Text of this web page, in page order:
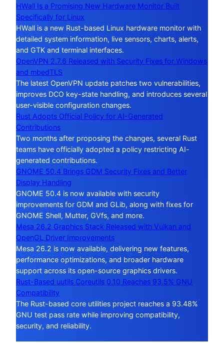
HWall Is a Promising New Hardware Monitor Built
Specifically for Linux
HWall is a new Rust-based Linux hardware monitor with
detailed system information, live sensors, charts, alerts,
and GTK and terminal interfaces.
OpenVPN 2.7.6 Released with Security Fixes for Windows
and mbedTLS
The latest OpenVPN update patches two vulnerabilities,
improves DCO key-state handling, and introduces several
user-visible configuration changes.
Rust Adopts Official Policy for AI-Generated
Contributions
Two months after proposing the changes, several Rust
teams have officially adopted a policy restricting AI-
generated contributions.
GNOME 50.4 Brings GDM Security Fixes and Better
Display Handling
GNOME 50.4 is now available with security
improvements for GDM and GLib, along with fixes for
GNOME Shell, Mutter, GVfs, and more.
Mesa 26.2 Graphics Stack Released with Vulkan and
OpenGL Driver Improvements
Mesa 26.2 is now available, delivering new features,
performance optimizations, and broader hardware
support across its open-source graphics drivers.
Rust-Based uutils Coreutils 0.10 Reaches 93.5% GNU
Compatibility
The Rust-based core utilities project reaches a 93.48%
GNU test pass rate while improving compatibility,
security, and reliability.